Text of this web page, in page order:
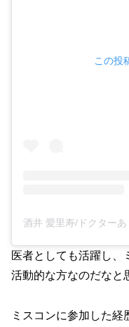
この投
医者としても活躍し、
活動的な方なのだなと
ミスコンに参加した